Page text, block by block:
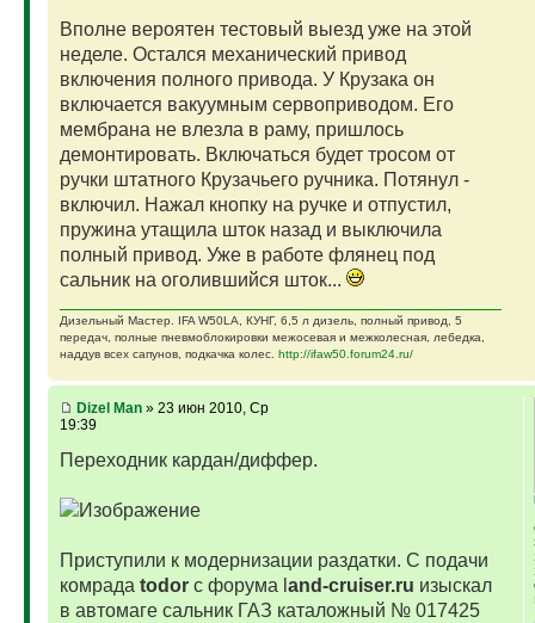
Вполне вероятен тестовый выезд уже на этой
неделе. Остался механический привод
включения полного привода. У Крузака он
включается вакуумным сервоприводом. Его
мембрана не влезла в раму, пришлось
демонтировать. Включаться будет тросом от
ручки штатного Крузачьего ручника. Потянул -
включил. Нажал кнопку на ручке и отпустил,
пружина утащила шток назад и выключила
полный привод. Уже в работе флянец под
сальник на оголившийся шток...
Дизельный Мастер. IFA W50LA, КУНГ, 6,5 л дизель, полный привод, 5
передач, полные пневмоблокировки межосевая и межколесная, лебедка,
наддув всех сапунов, подкачка колес. http://ifaw50.forum24.ru/
Dizel Man» 23 июн 2010, Ср
19:39
Переходник кардан/диффер.
Приступили к модернизации раздатки. С подачи
комрада todorс форума l and-cruiser.ru изыскал
в автомаге сальник ГАЗ каталожный № 017425